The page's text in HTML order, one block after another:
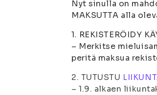
Nyt sinulla on
MAKSUTTA alla
1. REKISTERÖIDY
– Merkitse
peritä maksua
2. TUTUSTU
– 1.9. alkaen